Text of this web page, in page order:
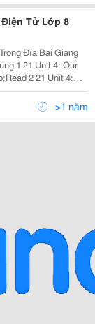
Tử Lớp 8
Đĩa Bai Giang
2 21 Unit 4:
3 24 Unit
>1 năm